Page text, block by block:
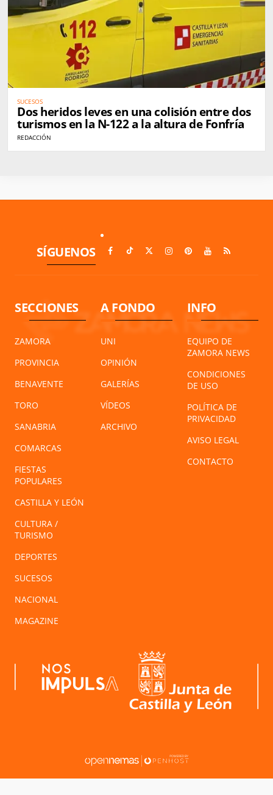
SUCESOS
Dos heridos leves en una colisión entre dos
turismos en la N-122 a la altura de Fonfría
REDACCIÓN
SÍGUENOS
SECCIONES
ZAMORA
PROVINCIA
BENAVENTE
TORO
SANABRIA
COMARCAS
FIESTAS
POPULARES
CASTILLA Y LEÓN
CULTURA /
TURISMO
DEPORTES
SUCESOS
NACIONAL
MAGAZINE
A FONDO
UNI
OPINIÓN
GALERÍAS
VÍDEOS
ARCHIVO
INFO
EQUIPO DE
ZAMORA NEWS
CONDICIONES
DE USO
POLÍTICA DE
PRIVACIDAD
AVISO LEGAL
CONTACTO